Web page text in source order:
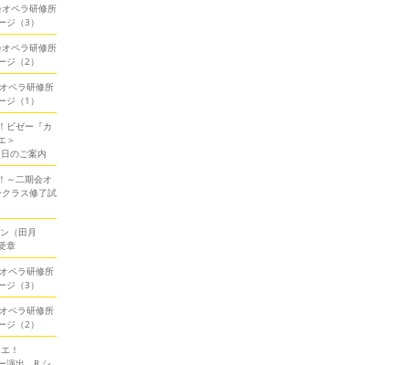
ペラ研修所
ジ（3）
ペラ研修所
ジ（2）
ペラ研修所
ジ（1）
ビゼー『カ
＞
のご案内
～二期会オ
ラス修了試
（田月
章
ペラ研修所
ジ（3）
ペラ研修所
ジ（2）
！